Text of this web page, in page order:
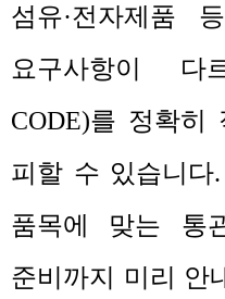
섬유·전자제품
요구사항이 다
CODE)를 정확히
피할 수 있습니다.
품목에 맞는 통
준비까지 미리 안